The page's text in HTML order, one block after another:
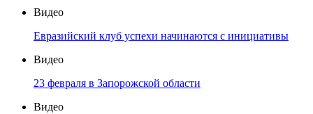
Видео
Евразийский клуб успехи начинаются с инициативы
Видео
23 февраля в Запорожской области
Видео